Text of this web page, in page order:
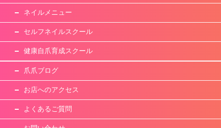
ネイルメニュー
セルフネイルスクール
健康自爪育成スクール
爪爪ブログ
お店へのアクセス
よくあるご質問